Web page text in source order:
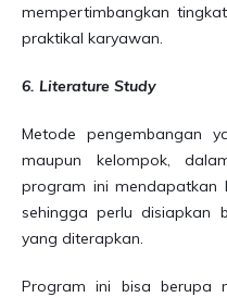
mempertimbangkan
praktikal karyawan.
6. Literature Study
Metode pengembangan
maupun kelompok,
program ini mendapatkan
sehingga perlu disiapkan
yang diterapkan.
Program ini bisa berupa